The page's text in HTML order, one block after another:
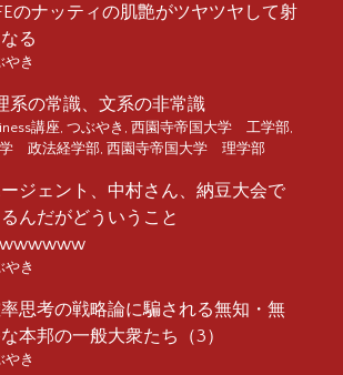
のナッティの肌艶がツヤツヤして射
る
やき
系の常識、文系の非常識
講座, つぶやき , 西園寺帝国大学 工学部,
学 政法経学部, 西園寺帝国大学 理学部
ジェント、中村さん、納豆大会で
んだがどういうこと
やき
思考の戦略論に騙される無知・無
本邦の一般大衆たち（3）
やき